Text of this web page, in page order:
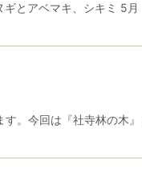
ギとアベマキ、シキミ 5
。今回は『社寺林の木』